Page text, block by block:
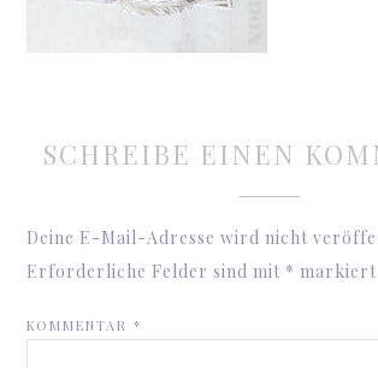
SCHREIBE EINEN
Deine E-Mail-Adresse wird nicht
Erforderliche Felder sind mit * markiert
KOMMENTAR*